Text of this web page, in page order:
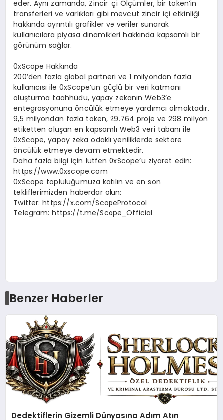
eder. Aynı zamanda, Zincir İçi Ölçümler, bir token’in
transferleri ve varlıkları gibi mevcut zincir içi etkinliği
hakkında ayrıntılı grafikler ve veriler sunarak
kullanıcılara piyasa dinamikleri hakkında kapsamlı bir
görünüm sağlar.
0xScope Hakkında
200’den fazla global partneri ve 1 milyondan fazla
kullanıcısı ile 0xScope’un güçlü bir veri katmanı
oluşturma taahhüdü, yapay zekanın Web3’e
entegrasyonuna öncülük etmeye yardımcı olmaktadır.
9,5 milyondan fazla token, 29.764 proje ve 298 milyon
etiketten oluşan en kapsamlı Web3 veri tabanı ile
0xScope, yapay zeka odaklı yeniliklerde sektöre
öncülük etmeye devam etmektedir.
Daha fazla bilgi için lütfen 0xScope’u ziyaret edin:
https://www.0xscope.com
0xScope topluluğumuza katılın ve en son
tekliflerimizden haberdar olun:
Twitter: https://x.com/ScopeProtocol
Telegram: https://t.me/Scope_Official
Benzer Haberler
Dedektiflerin Gizemli Dünyasına Adım Atın